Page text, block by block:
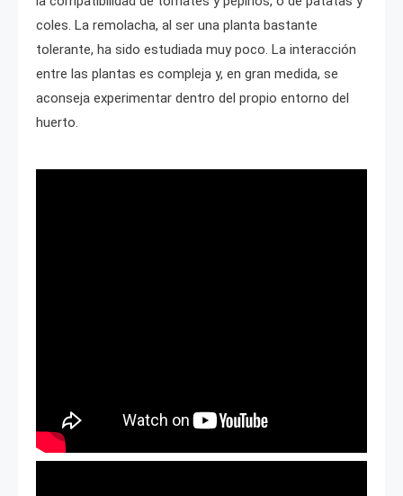
coles. La remolacha, al ser una planta bastante
tolerante, ha sido estudiada muy poco. La interacción
entre las plantas es compleja y, en gran medida, se
aconseja experimentar dentro del propio entorno del
huerto.